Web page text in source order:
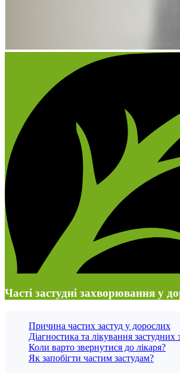
Часті застудні захворювання у
Причина частих застуд у дорослих
Діагностика та лікування
Коли варто звернутися до лікаря?
Як запобігти частим застудам?